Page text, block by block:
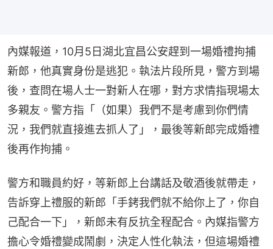
內媒報道，10月5日湖北宜昌公安趕到一場婚禮拘捕
新郎，他真實身份是逃犯。執法片段所見，警方到場
後，查問在場人士一對新人在哪，對方求情指現場太
多親友。警方指「（如果）我們不是考慮到你們情
況，我們就直接進去抓人了」，最後等新郎完成婚禮
後再作拘捕。
警方和職員約好，等新郎上台講話及敬酒後就帶走，
告訴穿上禮服的新郎「手銬我們就不給你上了，你自
己配合一下」，新郎未有反抗全程配合。內媒指警方
擔心令婚禮變成鬧劇，決定人性化執法，但這場婚禮